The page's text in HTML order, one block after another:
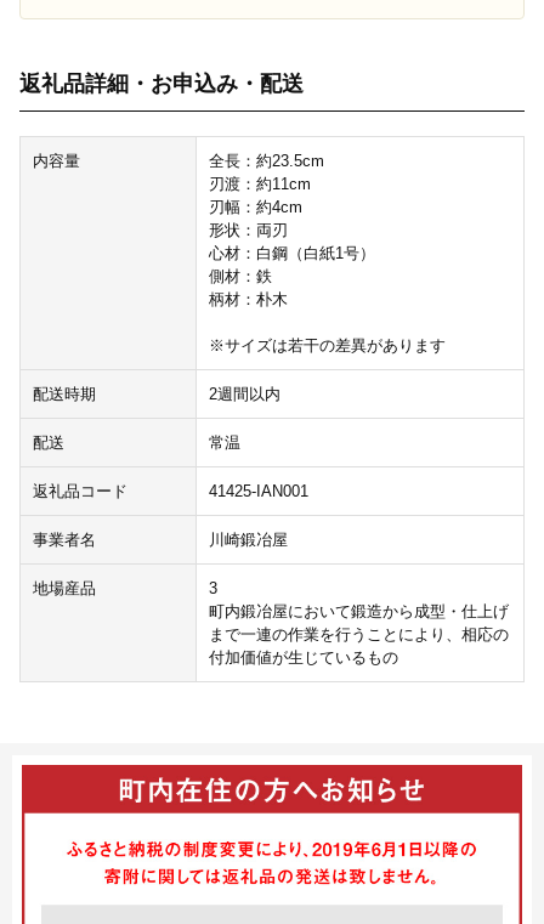
返礼品詳細・お申込み・配送
内容量
全長：約23.5cm
刃渡：約11cm
刃幅：約4cm
形状：両刃
心材：白鋼（白紙1号）
側材：鉄
柄材：朴木
※サイズは若干の差異があります
配送時期 2週間以内
配送 常温
返礼品コード 41425-IAN001
事業者名 川崎鍛冶屋
地場産品
3
町内鍛冶屋において鍛造から成型・仕上げ
まで一連の作業を行うことにより、相応の
付加価値が生じているもの